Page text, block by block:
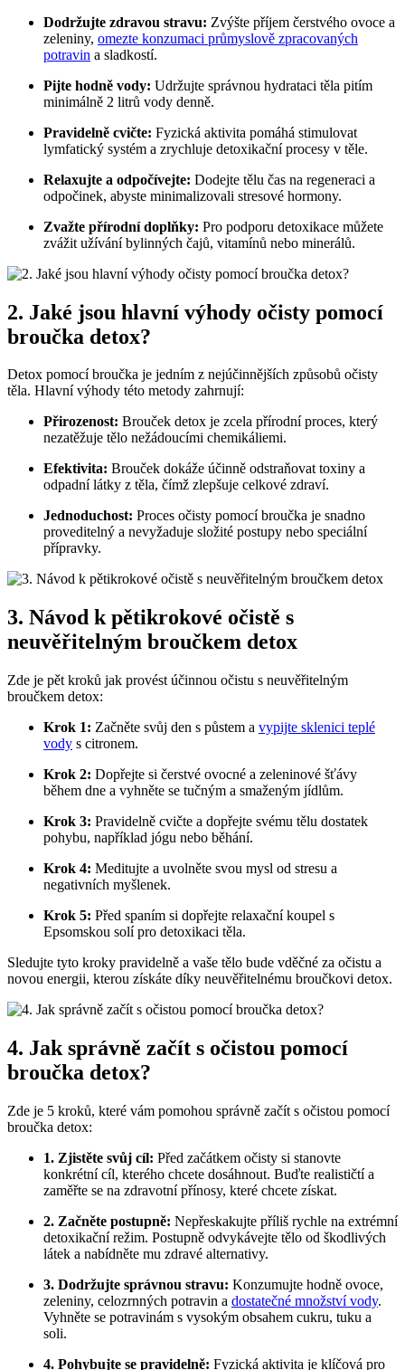
Dodržujte zdravou stravu: Zvýšte příjem čerstvého ovoce a
zeleniny, omezte konzumaci průmyslově zpracovaných
potravin a sladkostí.
Pijte hodně vody: Udržujte správnou hydrataci těla pitím
minimálně 2 litrů vody denně.
Pravidelně cvičte: Fyzická aktivita pomáhá stimulovat
lymfatický systém a zrychluje detoxikační procesy v těle.
Relaxujte a odpočívejte: Dodejte tělu čas na regeneraci a
odpočinek, abyste minimalizovali stresové hormony.
Zvažte přírodní doplňky: Pro podporu detoxikace můžete
zvážit užívání bylinných čajů, vitamínů nebo minerálů.
2. Jaké jsou hlavní výhody očisty pomocí
broučka detox?
Detox pomocí broučka je jedním z nejúčinnějších způsobů očisty
těla. Hlavní výhody této metody zahrnují:
Přirozenost: Brouček detox je zcela přírodní proces, který
nezatěžuje tělo nežádoucími chemikáliemi.
Efektivita: Brouček dokáže účinně odstraňovat toxiny a
odpadní látky z těla, čímž zlepšuje celkové zdraví.
Jednoduchost: Proces očisty pomocí broučka je snadno
proveditelný a nevyžaduje složité postupy nebo speciální
přípravky.
3. Návod k pětikrokové očistě s
neuvěřitelným broučkem detox
Zde je pět kroků jak provést účinnou očistu s neuvěřitelným
broučkem detox:
Krok 1: Začněte svůj den s půstem a vypijte sklenici teplé
vody s citronem.
Krok 2: Dopřejte si čerstvé ovocné a zeleninové šťávy
během dne a vyhněte se tučným a smaženým jídlům.
Krok 3: Pravidelně cvičte a dopřejte svému tělu dostatek
pohybu, například jógu nebo běhání.
Krok 4: Meditujte a uvolněte svou mysl od stresu a
negativních myšlenek.
Krok 5: Před spaním si dopřejte relaxační koupel s
Epsomskou solí pro detoxikaci těla.
Sledujte tyto kroky pravidelně a vaše tělo bude vděčné za očistu a
novou energii, kterou získáte díky neuvěřitelnému broučkovi detox.
4. Jak správně začít s očistou pomocí
broučka detox?
Zde je 5 kroků, které vám pomohou správně začít s očistou pomocí
broučka detox:
1. Zjistěte svůj cíl: Před začátkem očisty si stanovte
konkrétní cíl, kterého chcete dosáhnout. Buďte realističtí a
zaměřte se na zdravotní přínosy, které chcete získat.
2. Začněte postupně: Nepřeskakujte příliš rychle na extrémní
detoxikační režim. Postupně odvykávejte tělo od škodlivých
látek a nabídněte mu zdravé alternativy.
3. Dodržujte správnou stravu: Konzumujte hodně ovoce,
zeleniny, celozrnných potravin a dostatečné množství vody.
Vyhněte se potravinám s vysokým obsahem cukru, tuku a
soli.
4. Pohybujte se pravidelně: Fyzická aktivita je klíčová pro